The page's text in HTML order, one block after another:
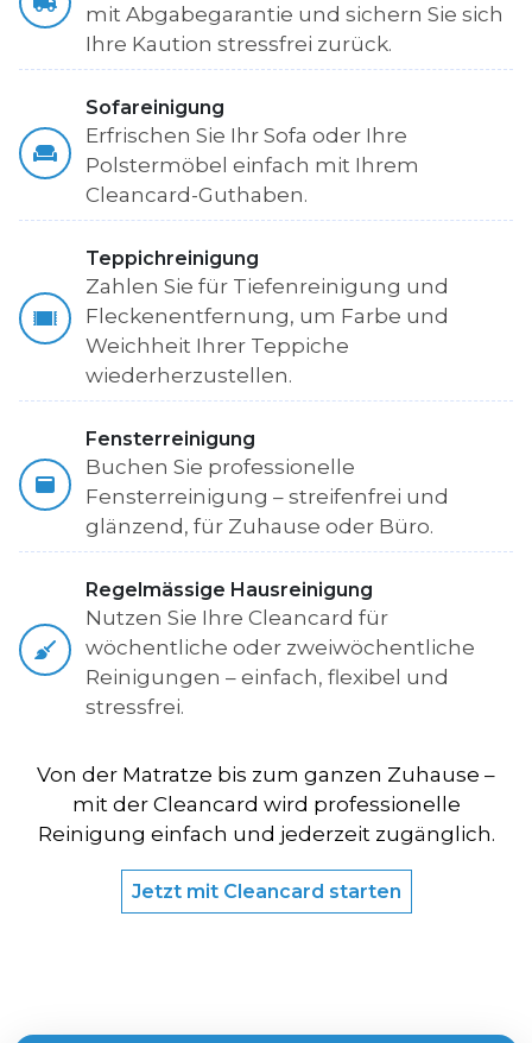
mit Abgabegarantie und sichern Sie sich
Ihre Kaution stressfrei zurück.
Sofareinigung
Erfrischen Sie Ihr Sofa oder Ihre
Polstermöbel einfach mit Ihrem
Cleancard-Guthaben.
Teppichreinigung
Zahlen Sie für Tiefenreinigung und
Fleckenentfernung, um Farbe und
Weichheit Ihrer Teppiche
wiederherzustellen.
Fensterreinigung
Buchen Sie professionelle
Fensterreinigung – streifenfrei und
glänzend, für Zuhause oder Büro.
Regelmässige Hausreinigung
Nutzen Sie Ihre Cleancard für
wöchentliche oder zweiwöchentliche
Reinigungen – einfach, flexibel und
stressfrei.
Von der Matratze bis zum ganzen Zuhause –
mit der Cleancard wird professionelle
Reinigung einfach und jederzeit zugänglich.
Jetzt mit Cleancard starten